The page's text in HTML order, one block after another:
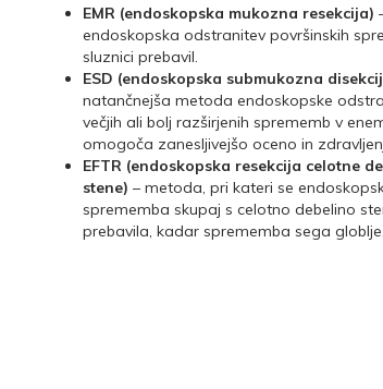
EMR (endoskopska mukozna resekcija)
endoskopska odstranitev površinskih
sluznici prebavil.
ESD (endoskopska submukozna
natančnejša metoda endoskopske
večjih ali bolj razširjenih sprememb v
omogoča zanesljivejšo oceno in
EFTR (endoskopska resekcija celotne
stene) – metoda, pri kateri se
sprememba skupaj s celotno debelino
prebavila, kadar sprememba sega globlje.